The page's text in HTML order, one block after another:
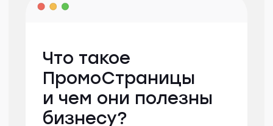
кейс
«Дзен, что нового»
О проекте
«Дзен, что нового» — канал
для всех пользователей Дзена.